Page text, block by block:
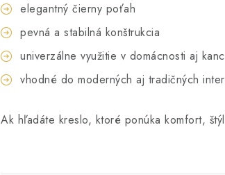
elegantný čierny poťah
pevná a stabilná konštrukcia
univerzálne využitie v domácnosti aj
vhodné do moderných aj tradičných
Ak hľadáte kreslo, ktoré ponúka komfort,